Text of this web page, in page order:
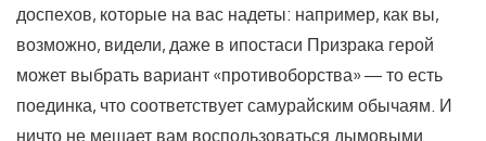
доспехов, которые на вас надеты: например, как вы,
возможно, видели, даже в ипостаси Призрака герой
может выбрать вариант «противоборства» — то есть
поединка, что соответствует самурайским обычаям. И
ничто не мешает вам воспользоваться дымовыми